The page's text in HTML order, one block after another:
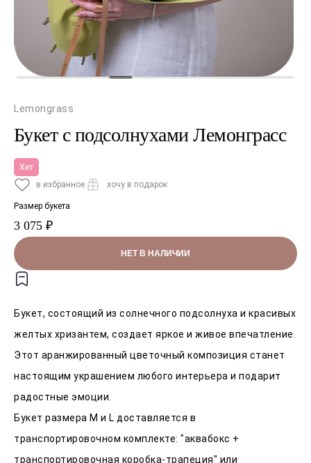
Lemongrass
Букет с подсолнухами Лемонграсс
Хит
в избранное
хочу в подарок
Размер букета
3 075 ₽
НЕТ В НАЛИЧИИ
Букет, состоящий из солнечного подсолнуха и красивых
желтых хризантем, создает яркое и живое впечатление.
Этот аранжированный цветочный композиция станет
настоящим украшением любого интерьера и подарит
радостные эмоции.
Букет размера M и L доставляется в
транспортировочном комплекте: "аквабокс +
транспортировочная коробка-трапеция" или